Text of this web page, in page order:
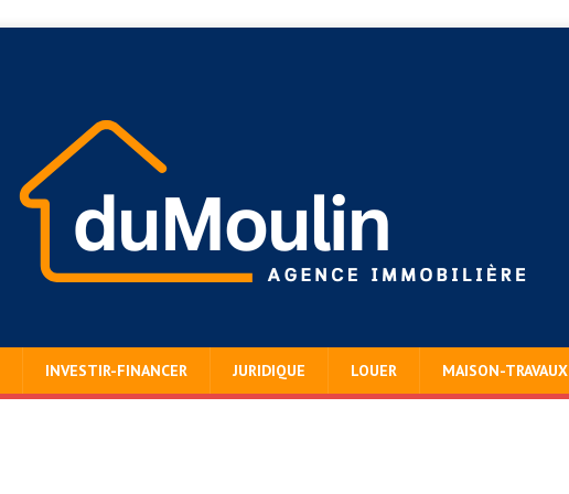
INVESTIR-FINANCER JURIDIQUE LOUER MAISON-TRAVAUX